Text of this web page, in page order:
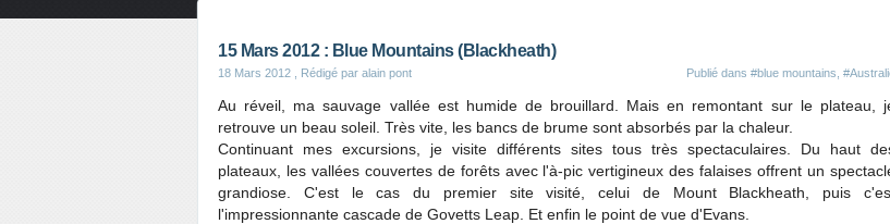
15 Mars 2012 : Blue Mountains (Blackheath)
18 Mars 2012 , Rédigé par alain pont Publié dans #blue mountains
Au réveil, ma sauvage vallée est humide de brouillard. Mais en remontant sur le plateau,
retrouve un beau soleil. Très vite, les bancs de brume sont absorbés par la chaleur.
Continuant mes excursions, je visite différents sites tous très spectaculaires. Du haut
plateaux, les vallées couvertes de forêts avec l'à-pic vertigineux des falaises offrent un
grandiose. C'est le cas du premier site visité, celui de Mount Blackheath, puis
l'impressionnante cascade de Govetts Leap. Et enfin le point de vue d'Evans.